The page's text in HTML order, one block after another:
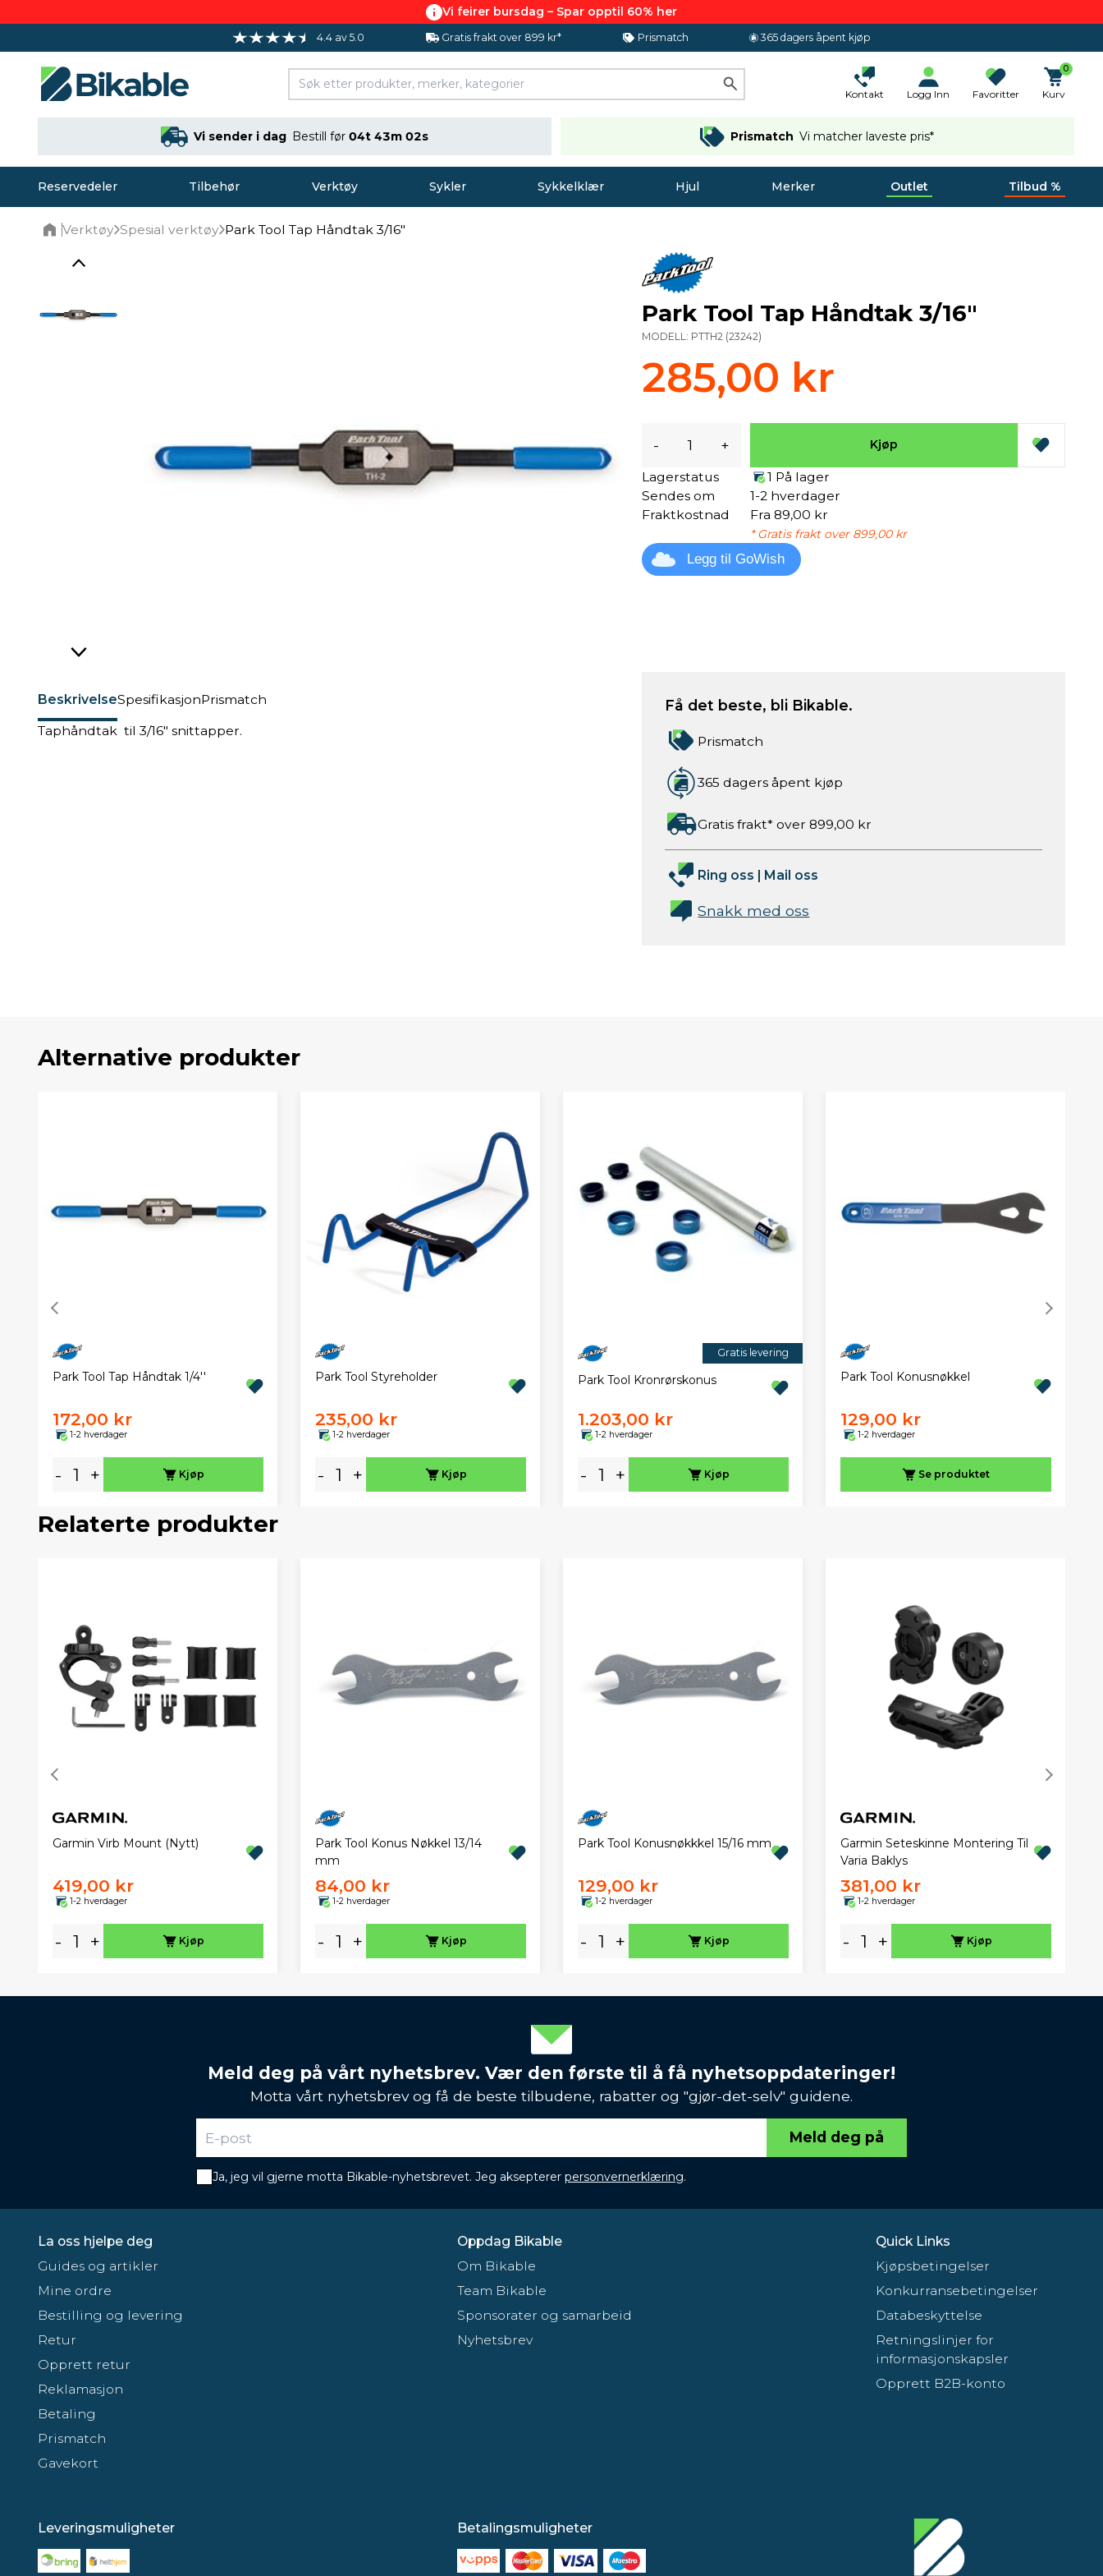
Vi feirer bursdag – Spar opptil 60% her
4.4 av 5.0 Gratis frakt over 899 kr* Prismatch 365 dagers åpent kjøp
Kontakt Logg Inn Favoritter
0
Kurv
Vi sender i dag Bestill før 04t 43m 01s Prismatch Vi matcher laveste pris*
Reservedeler Tilbehør Verktøy Sykler Sykkelklær Hjul Merker Outlet Tilbud %
Verktøy Spesial verktøy Park Tool Tap Håndtak 3/16"
BeskrivelseSpesifikasjonPrismatch
Taphåndtak til 3/16" snittapper.
Park Tool Tap Håndtak 3/16"
MODELL: PTTH2 (23242)
285,00 kr
- + Kjøp
Lagerstatus
1 På lager
Sendes om
1-2 hverdager
Fraktkostnad
Fra 89,00 kr
* Gratis frakt over 899,00 kr
Legg til GoWish
Få det beste, bli Bikable.
Prismatch
365 dagers åpent kjøp
Gratis frakt* over 899,00 kr
Ring oss | Mail oss
Snakk med oss
Alternative produkter
Park Tool Tap Håndtak 1/4''
172,00 kr
1-2 hverdager
- + Kjøp
Park Tool Styreholder
235,00 kr
1-2 hverdager
- + Kjøp
Gratis levering
Park Tool Kronrørskonus
1.203,00 kr
1-2 hverdager
- + Kjøp
Park Tool Konusnøkkel
129,00 kr
1-2 hverdager
Se produktet
Relaterte produkter
Garmin Virb Mount (Nytt)
419,00 kr
1-2 hverdager
- + Kjøp
Park Tool Konus Nøkkel 13/14
mm
84,00 kr
1-2 hverdager
- + Kjøp
Park Tool Konusnøkkkel 15/16 mm
129,00 kr
1-2 hverdager
- + Kjøp
Garmin Seteskinne Montering Til
Varia Baklys
381,00 kr
1-2 hverdager
- + Kjøp
Meld deg på vårt nyhetsbrev. Vær den første til å få nyhetsoppdateringer!
Motta vårt nyhetsbrev og få de beste tilbudene, rabatter og "gjør-det-selv" guidene.
Meld deg på
Ja, jeg vil gjerne motta Bikable-nyhetsbrevet. Jeg aksepterer personvernerklæring.
La oss hjelpe deg
Guides og artikler
Mine ordre
Bestilling og levering
Retur
Opprett retur
Reklamasjon
Betaling
Prismatch
Gavekort
Oppdag Bikable
Om Bikable
Team Bikable
Sponsorater og samarbeid
Nyhetsbrev
Quick Links
Kjøpsbetingelser
Konkurransebetingelser
Databeskyttelse
Retningslinjer for
informasjonskapsler
Opprett B2B-konto
Leveringsmuligheter Betalingsmuligheter